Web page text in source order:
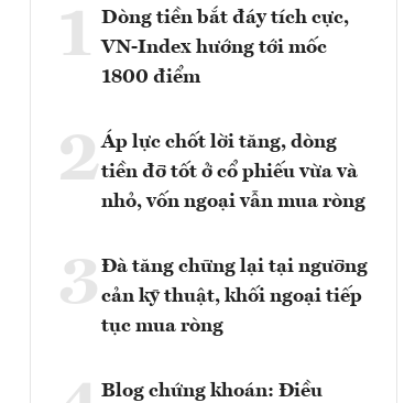
1 Dòng tiền bắt đáy tích cực,
VN-Index hướng tới mốc
1800 điểm
2Áp lực chốt lời tăng, dòng
tiền đỡ tốt ở cổ phiếu vừa và
nhỏ, vốn ngoại vẫn mua ròng
3 Đà tăng chững lại tại ngưỡng
cản kỹ thuật, khối ngoại tiếp
tục mua ròng
Blog chứng khoán: Điều